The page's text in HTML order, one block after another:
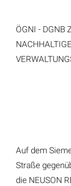
ÖGNI - DGNB
Auf dem
Straße
die NEUSON